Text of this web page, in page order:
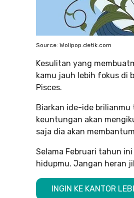
Source: Wolipop.detik.com
Kesulitan yang
kamu jauh lebih fokus di
Pisces.
Biarkan ide-ide brilianmu
keuntungan akan
saja dia akan
Selama Februari tahun
hidupmu. Jangan heran
INGIN KE KANTOR